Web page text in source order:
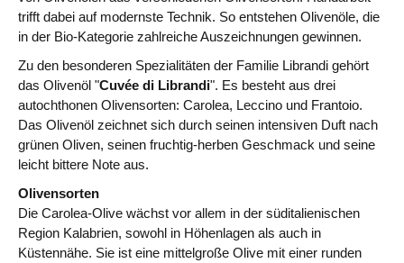
trifft dabei auf modernste Technik. So entstehen Olivenöle, die
in der Bio-Kategorie zahlreiche Auszeichnungen gewinnen.
Zu den besonderen Spezialitäten der Familie Librandi gehört
das Olivenöl "Cuvée di Librandi". Es besteht aus drei
autochthonen Olivensorten: Carolea, Leccino und Frantoio.
Das Olivenöl zeichnet sich durch seinen intensiven Duft nach
grünen Oliven, seinen fruchtig-herben Geschmack und seine
leicht bittere Note aus.
Olivensorten
Die Carolea-Olive wächst vor allem in der süditalienischen
Region Kalabrien, sowohl in Höhenlagen als auch in
Küstennähe. Sie ist eine mittelgroße Olive mit einer runden